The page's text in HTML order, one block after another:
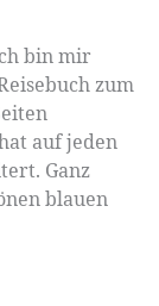
bin mir
zum
auf jeden
Ganz
blauen